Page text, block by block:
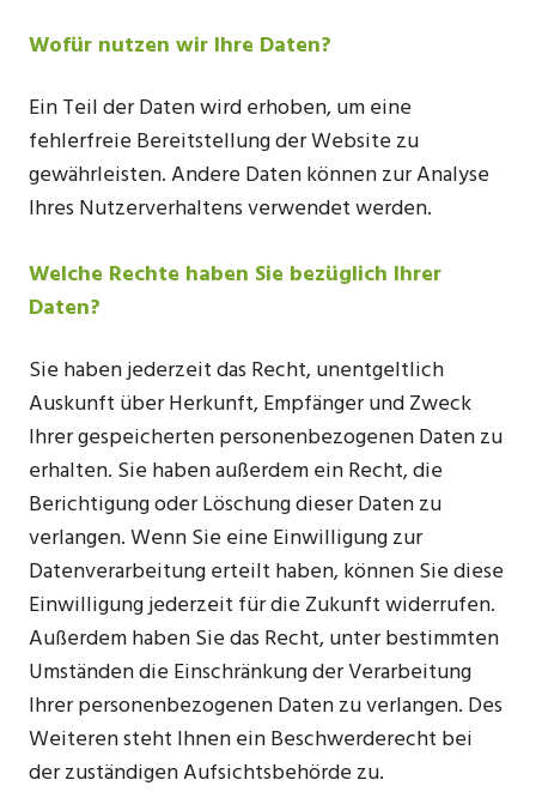
Wofür nutzen wir Ihre Daten?
Ein Teil der Daten wird erhoben, um eine
fehlerfreie Bereitstellung der Website zu
gewährleisten. Andere Daten können zur Analyse
Ihres Nutzerverhaltens verwendet werden.
Welche Rechte haben Sie bezüglich Ihrer
Daten?
Sie haben jederzeit das Recht, unentgeltlich
Auskunft über Herkunft, Empfänger und Zweck
Ihrer gespeicherten personenbezogenen Daten zu
erhalten. Sie haben außerdem ein Recht, die
Berichtigung oder Löschung dieser Daten zu
verlangen. Wenn Sie eine Einwilligung zur
Datenverarbeitung erteilt haben, können Sie diese
Einwilligung jederzeit für die Zukunft widerrufen.
Außerdem haben Sie das Recht, unter bestimmten
Umständen die Einschränkung der Verarbeitung
Ihrer personenbezogenen Daten zu verlangen. Des
Weiteren steht Ihnen ein Beschwerderecht bei
der zuständigen Aufsichtsbehörde zu.